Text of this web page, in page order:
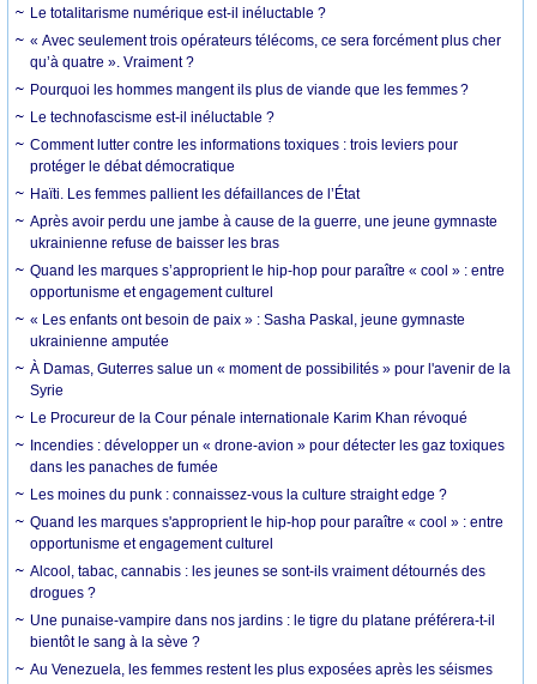
Le totalitarisme numérique est-il inéluctable ?
« Avec seulement trois opérateurs télécoms, ce sera forcément plus cher
qu’à quatre ». Vraiment ?
Pourquoi les hommes mangent ils plus de viande que les femmes ?
Le technofascisme est-il inéluctable ?
Comment lutter contre les informations toxiques : trois leviers pour
protéger le débat démocratique
Haïti. Les femmes pallient les défaillances de l’État
Après avoir perdu une jambe à cause de la guerre, une jeune gymnaste
ukrainienne refuse de baisser les bras
Quand les marques s’approprient le hip-hop pour paraître « cool » : entre
opportunisme et engagement culturel
« Les enfants ont besoin de paix » : Sasha Paskal, jeune gymnaste
ukrainienne amputée
À Damas, Guterres salue un « moment de possibilités » pour l'avenir de la
Syrie
Le Procureur de la Cour pénale internationale Karim Khan révoqué
Incendies : développer un « drone-avion » pour détecter les gaz toxiques
dans les panaches de fumée
Les moines du punk : connaissez-vous la culture straight edge ?
Quand les marques s'approprient le hip-hop pour paraître « cool » : entre
opportunisme et engagement culturel
Alcool, tabac, cannabis : les jeunes se sont-ils vraiment détournés des
drogues ?
Une punaise-vampire dans nos jardins : le tigre du platane préférera-t-il
bientôt le sang à la sève ?
Au Venezuela, les femmes restent les plus exposées après les séismes